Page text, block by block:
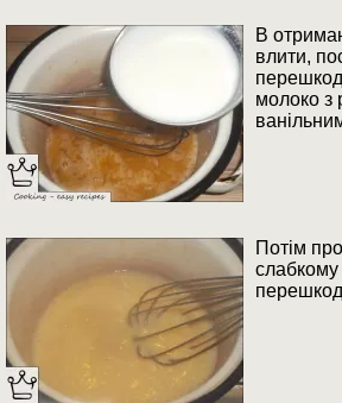
В
влити,
молоко з
Потім
слабкому